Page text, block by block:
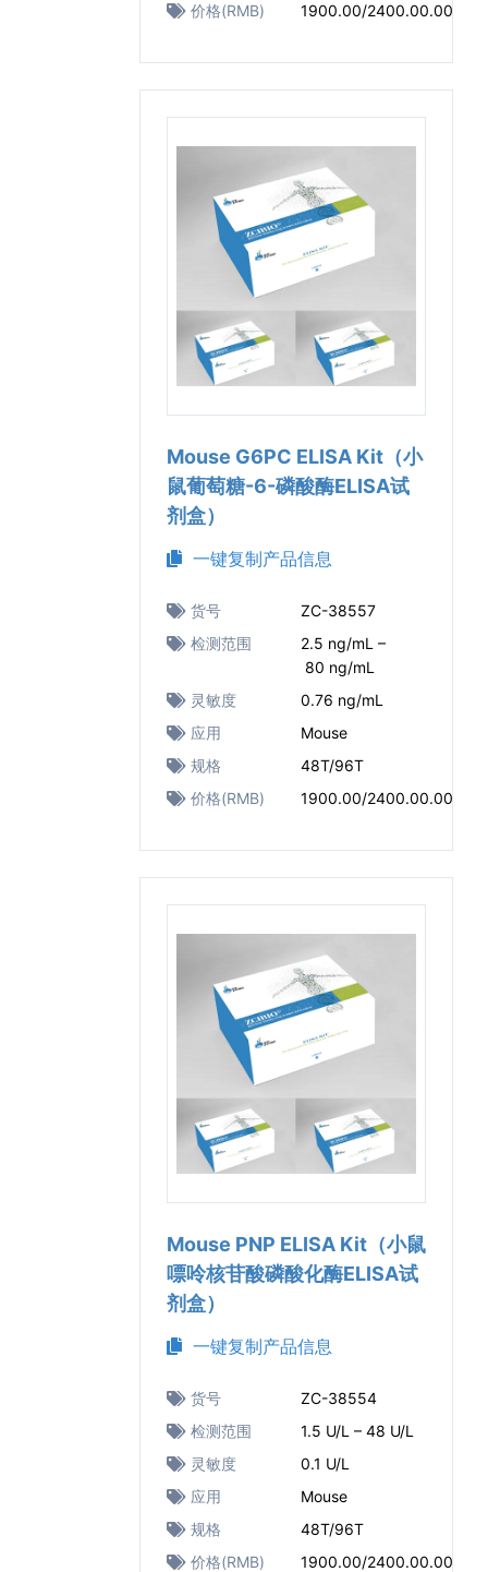
价格(RMB) 1900.00/2400.00.00
Mouse G6PC ELISA Kit（小
鼠葡萄糖-6-磷酸酶ELISA试
剂盒）
一键复制产品信息
货号
ZC-38557
检测范围
2.5 ng/mL –
80 ng/mL
灵敏度
0.76 ng/mL
应用
Mouse
规格
48T/96T
价格(RMB)
1900.00/2400.00.00
Mouse PNP ELISA Kit（小鼠
嘌呤核苷酸磷酸化酶ELISA试
剂盒）
一键复制产品信息
货号
ZC-38554
检测范围
1.5 U/L – 48 U/L
灵敏度
0.1 U/L
应用
Mouse
规格
48T/96T
价格(RMB)
1900.00/2400.00.00